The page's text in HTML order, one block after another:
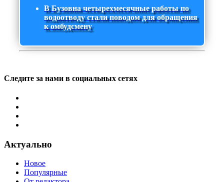
В Бузовна четырехмесячные работы по
водоотводу стали поводом для обращения
к омбудсмену
Следите за нами в социальных сетях
Актуально
Новое
Популярные